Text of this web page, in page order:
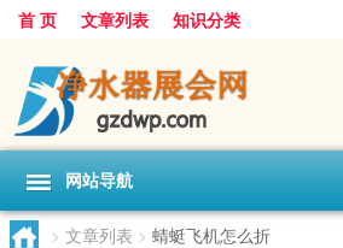
首 页 文章列表 知识分类
网站导航
> 文章列表 > 蜻蜓飞机怎么折